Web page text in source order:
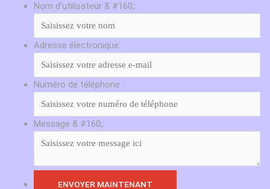
Nom d'utilisateur & #160;:
Adresse électronique:
Numéro de téléphone :
Message & #160;: